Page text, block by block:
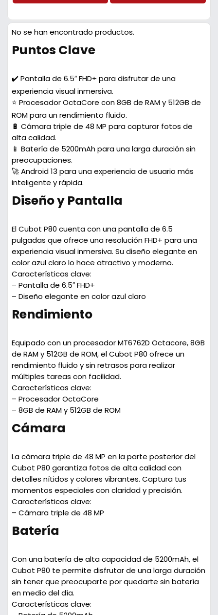
No se han encontrado productos.
Puntos Clave
✔️ Pantalla de 6.5″ FHD+ para disfrutar de una
experiencia visual inmersiva.
⭐ Procesador OctaCore con 8GB de RAM y 512GB de
ROM para un rendimiento fluido.
🔋 Cámara triple de 48 MP para capturar fotos de
alta calidad.
📱 Batería de 5200mAh para una larga duración sin
preocupaciones.
🚀 Android 13 para una experiencia de usuario más
inteligente y rápida.
Diseño y Pantalla
El Cubot P80 cuenta con una pantalla de 6.5
pulgadas que ofrece una resolución FHD+ para una
experiencia visual inmersiva. Su diseño elegante en
color azul claro lo hace atractivo y moderno.
Características clave:
– Pantalla de 6.5″ FHD+
– Diseño elegante en color azul claro
Rendimiento
Equipado con un procesador MT6762D Octacore, 8GB
de RAM y 512GB de ROM, el Cubot P80 ofrece un
rendimiento fluido y sin retrasos para realizar
múltiples tareas con facilidad.
Características clave:
– Procesador OctaCore
– 8GB de RAM y 512GB de ROM
Cámara
La cámara triple de 48 MP en la parte posterior del
Cubot P80 garantiza fotos de alta calidad con
detalles nítidos y colores vibrantes. Captura tus
momentos especiales con claridad y precisión.
Características clave:
– Cámara triple de 48 MP
Batería
Con una batería de alta capacidad de 5200mAh, el
Cubot P80 te permite disfrutar de una larga duración
sin tener que preocuparte por quedarte sin batería
en medio del día.
Características clave: